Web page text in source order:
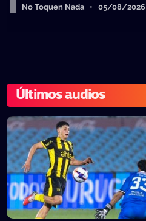
No Toquen Nada • 05/08/2026
Últimos audios